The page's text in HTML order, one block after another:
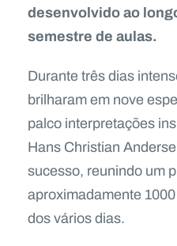
desenvolvido ao
semestre de aulas.
Durante três dias
brilharam em nove
palco interpretações
Hans Christian
sucesso, reunindo um
aproximadamente
dos vários dias.